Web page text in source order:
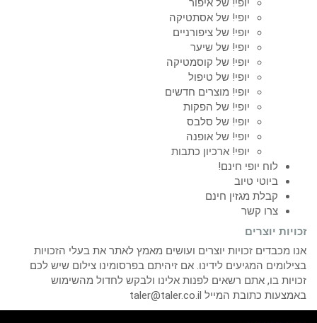
יופי! של איפור
יופי! של אסתטיקה
יופי! של ציפורניים
יופי! של שיער
יופי! של קוסמטיקה
יופי! של טיפול
יופי! מוצרים חדשים
יופי! של הפקות
יופי! של סלבס
יופי! של אופנה
יופי! ארכיון כתבות
לוח יופי חינם!
ביוטי טיוב
קבלת מגזין חינם
צרו קשר
זכויות יוצרים
אנו מכבדים זכויות יוצרים ועושים מאמץ לאתר את בעלי הזכויות
בצילומים המגיעים לידינו. אם זיהיתם בפרסומינו צילום שיש לכם
זכויות בו, אתם רשאים לפנות אלינו ולבקש לחדול מהשימוש
באמצעות כתובת המייל taler@taler.co.il